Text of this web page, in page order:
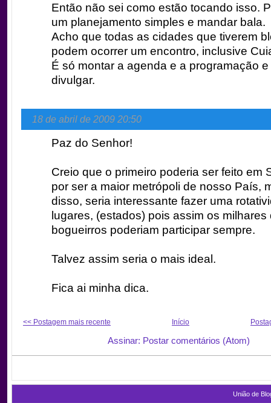
Então não sei como estão tocando isso.
um planejamento simples e mandar bala.
Acho que todas as cidades que tiverem
podem ocorrer um encontro, inclusive
É só montar a agenda e a programação
divulgar.
18 de abril de 2009 20:50
Paz do Senhor!
Creio que o primeiro poderia ser feito em
por ser a maior metrópoli de nosso País,
disso, seria interessante fazer uma
lugares, (estados) pois assim os milhares
bogueirros poderiam participar sempre.
Talvez assim seria o mais ideal.
Fica ai minha dica.
<< Postagem mais recente Início
Assinar: Postar comentários (Atom)
União de